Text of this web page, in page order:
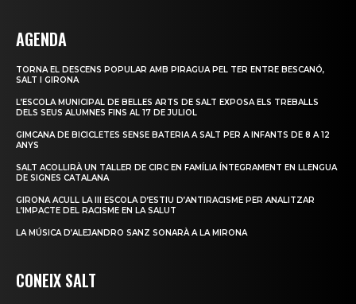
AGENDA
TORNA EL DESCENS POPULAR AMB PIRAGUA PEL TER ENTRE BESCANÓ,
SALT I GIRONA
L’ESCOLA MUNICIPAL DE BELLES ARTS DE SALT EXPOSA ELS TREBALLS
DELS SEUS ALUMNES FINS AL 17 DE JULIOL
GIMCANA DE BICICLETES SENSE BATERIA A SALT PER A INFANTS DE 8 A 12
ANYS
SALT ACOLLIRÀ UN TALLER DE CIRC EN FAMÍLIA ÍNTEGRAMENT EN LLENGUA
DE SIGNES CATALANA
GIRONA ACULL LA III ESCOLA D’ESTIU D’ANTIRACISME PER ANALITZAR
L’IMPACTE DEL RACISME EN LA SALUT
LA MÚSICA D’ALEJANDRO SANZ SONARÀ A LA MIRONA
CONEIX SALT